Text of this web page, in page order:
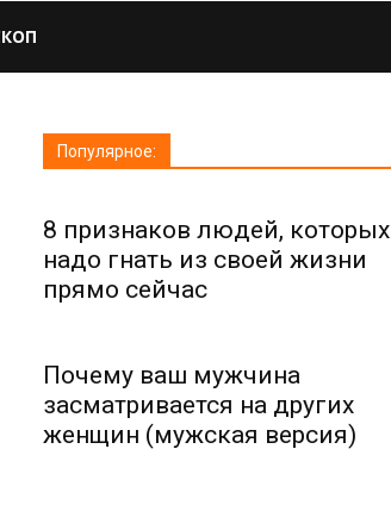
Популярное:
8 признаков людей, которых
надо гнать из своей жизни
прямо сейчас
Почему ваш мужчина
засматривается на других
женщин (мужская версия)